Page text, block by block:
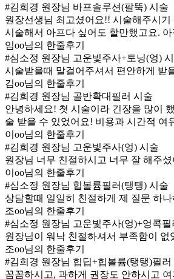
#김희경 원장님 바프솔루션(팔뚝) 시술
원장선생님 최고셨어요!! 시술해주시
시술해서 아프다 싶어도 할만했고요.
임oo님의 한줄후기
#심소정 원장님 고운빛주사+토닝(엉)
시술받을때 말걸어주셔서 편안하게 받
김oo님의 한줄후기
#김희경 원장님 골반확대필러 시술
안녕하세요! 첫 시술이라 긴장을 많이
술 받을 수 있었어요! 비용과 시간적 여
이oo님의 한줄후기
#김희경 원장님 고운빛주사(엉) 시술
원장님 너무 친절하시고 너무 잘 해주
이oo님의 한줄후기
#심소정 원장님 힙볼륨필러(탱탱) 시술
상담할때 일일히 친절하게 제 질문 하
조oo님의 한줄후기
#심소정 원장님 고운빛주사(엉)+엉콕필
원장님이 워낙 친절하셔서 부족함이 없
조oo님의 한줄후기
#김희경 원장님 힙딥+힙볼륨(탱탱)필러
꼼꼼하시고, 과하게 권장도 안하시고